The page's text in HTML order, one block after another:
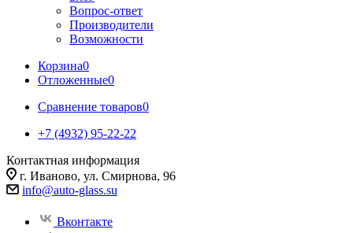
Вопрос-ответ
Производители
Возможности
Корзина0
Отложенные0
Сравнение товаров0
+7 (4932) 95-22-22
Контактная информация
г. Иваново, ул. Смирнова, 96
info@auto-glass.su
Вконтакте